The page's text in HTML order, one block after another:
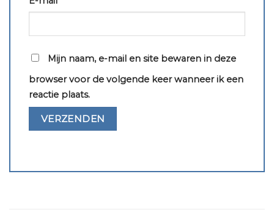
Mijn naam, e-mail en site bewaren in deze
browser voor de volgende keer wanneer ik een
reactie plaats.